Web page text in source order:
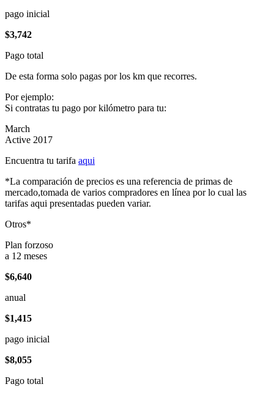
pago inicial
$3,742
Pago total
De esta forma solo pagas por los km que recorres.
Por ejemplo:
Si contratas tu pago por kilómetro para tu:
March
Active 2017
Encuentra tu tarifa aqui
*La comparación de precios es una referencia de primas de
mercado,tomada de varios compradores en línea por lo cual las
tarifas aqui presentadas pueden variar.
Otros*
Plan forzoso
a 12 meses
$6,640
anual
$1,415
pago inicial
$8,055
Pago total